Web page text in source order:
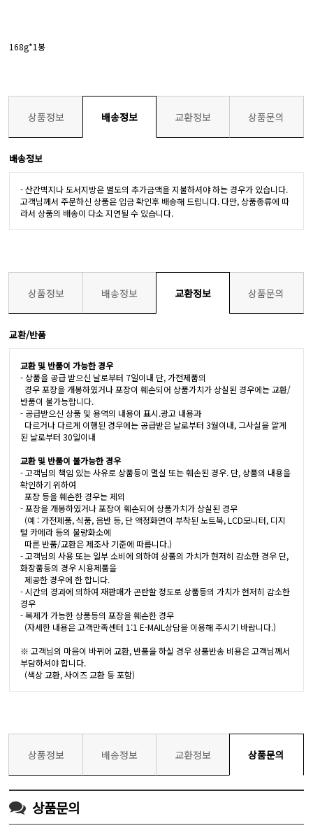
168g*1봉
상품정보 배송정보 교환정보 상품문의
배송정보
- 산간벽지나 도서지방은 별도의 추가금액을 지불하셔야 하는 경우가 있습니다.
고객님께서 주문하신 상품은 입금 확인후 배송해 드립니다. 다만, 상품종류에 따
라서 상품의 배송이 다소 지연될 수 있습니다.
상품정보 배송정보 교환정보 상품문의
교환/반품
교환 및 반품이 가능한 경우
- 상품을 공급 받으신 날로부터 7일이내 단, 가전제품의
경우 포장을 개봉하였거나 포장이 훼손되어 상품가치가 상실된 경우에는 교환/
반품이 불가능합니다.
- 공급받으신 상품 및 용역의 내용이 표시.광고 내용과
다르거나 다르게 이행된 경우에는 공급받은 날로부터 3월이내, 그사실을 알게
된 날로부터 30일이내
교환 및 반품이 불가능한 경우
- 고객님의 책임 있는 사유로 상품등이 멸실 또는 훼손된 경우. 단, 상품의 내용을
확인하기 위하여
포장 등을 훼손한 경우는 제외
- 포장을 개봉하였거나 포장이 훼손되어 상품가치가 상실된 경우
(예 : 가전제품, 식품, 음반 등, 단 액정화면이 부착된 노트북, LCD모니터, 디지
털 카메라 등의 불량화소에
따른 반품/교환은 제조사 기준에 따릅니다.)
- 고객님의 사용 또는 일부 소비에 의하여 상품의 가치가 현저히 감소한 경우 단,
화장품등의 경우 시용제품을
제공한 경우에 한 합니다.
- 시간의 경과에 의하여 재판매가 곤란할 정도로 상품등의 가치가 현저히 감소한
경우
- 복제가 가능한 상품등의 포장을 훼손한 경우
(자세한 내용은 고객만족센터 1:1 E-MAIL상담을 이용해 주시기 바랍니다.)
※ 고객님의 마음이 바뀌어 교환, 반품을 하실 경우 상품반송 비용은 고객님께서
부담하셔야 합니다.
(색상 교환, 사이즈 교환 등 포함)
상품정보 배송정보 교환정보 상품문의
상품문의